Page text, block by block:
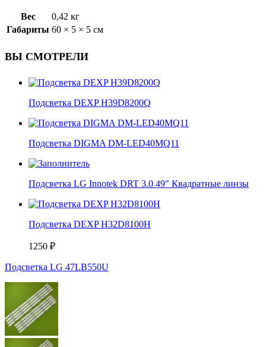
Вес
0,42 кг
Габариты 60 × 5 × 5 см
ВЫ СМОТРЕЛИ
Подсветка DEXP H39D8200Q
Подсветка DIGMA DM-LED40MQ11
Подсветка LG Innotek DRT 3.0 49" Квадратные линзы
Подсветка DEXP H32D8100H
1250 ₽
Подсветка LG 47LB550U